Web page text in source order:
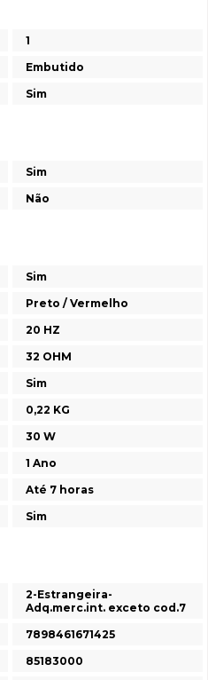
1
Embutido
Sim
Sim
Não
Sim
Preto / Vermelho
20 HZ
32 OHM
Sim
0,22 KG
30 W
1 Ano
Até 7 horas
Sim
2-Estrangeira-
Adq.merc.int. exceto cod.7
7898461671425
85183000